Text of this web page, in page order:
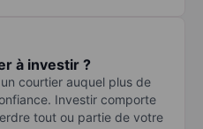
à investir ?
courtier auquel plus de
Investir comporte
tout ou partie de votre